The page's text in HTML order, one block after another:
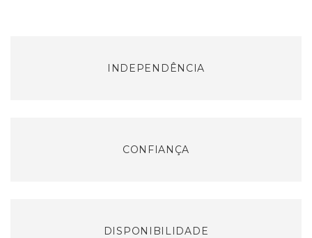
INDEPENDÊNCIA
CONFIANÇA
DISPONIBILIDADE